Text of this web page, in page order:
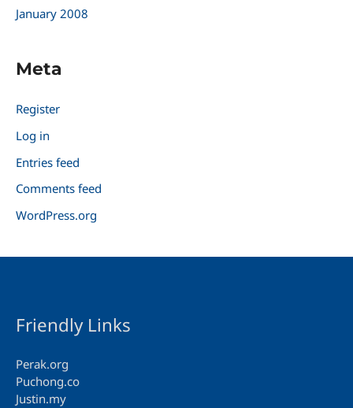
January 2008
Meta
Register
Log in
Entries feed
Comments feed
WordPress.org
Friendly Links
Perak.org
Puchong.co
Justin.my